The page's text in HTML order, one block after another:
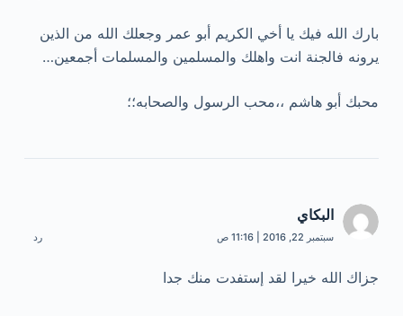
بارك الله فيك يا أخي الكريم أبو عمر وجعلك الله من الذين
يرونه فالجنة انت واهلك والمسلمين والمسلمات أجمعين…
محبك أبو هاشم ،،محب الرسول والصحابه؛؛
البكاي
سبتمبر 22, 2016 | 11:16 ص رد
جزاك الله خيرا لقد إستفدت منك جدا